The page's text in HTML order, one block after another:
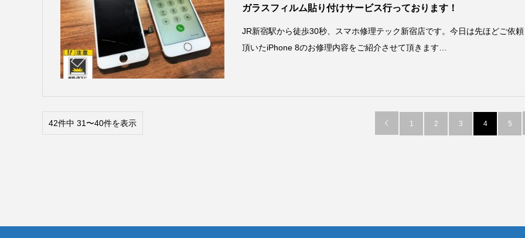
ガラスフィルム貼り付けサービス行っております！
JR新宿駅から徒歩30秒、スマホ修理テック新宿店です。今日は先ほどご依頼
頂いたiPhone 8のお修理内容をご紹介させて頂きます…
42件中 31〜40件を表示  1 2 3 4 5